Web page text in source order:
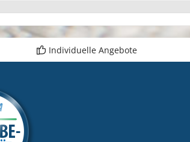
Individuelle Angebote